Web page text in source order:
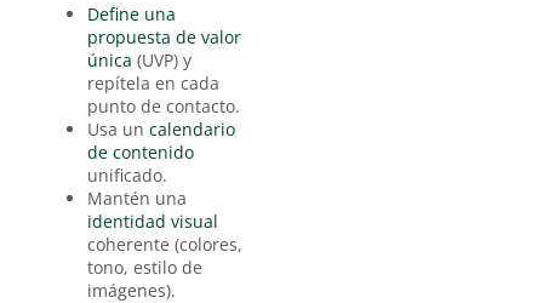
Define una
propuesta de valor
única (UVP) y
repítela en cada
punto de contacto.
Usa uncalendario
de contenido
unificado.
Mantén una
identidad visual
coherente (colores,
tono, estilo de
imágenes).